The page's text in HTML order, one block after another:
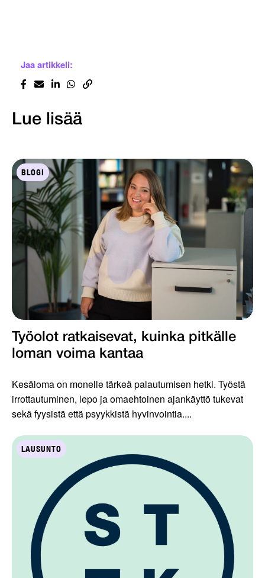
Jaa artikkeli:
Lue lisää
BLOGI
Työolot ratkaisevat, kuinka pitkälle
loman voima kantaa
Kesäloma on monelle tärkeä palautumisen hetki. Työstä
irrottautuminen, lepo ja omaehtoinen ajankäyttö tukevat
sekä fyysistä että psyykkistä hyvinvointia....
LAUSUNTO